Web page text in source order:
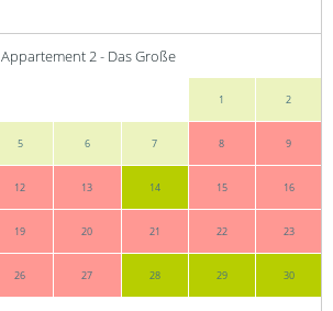
Appartement 2 - Das Große
1 2
5 6 7 8 9
12 13 14 15 16
19 20 21 22 23
26 27 28 29 30